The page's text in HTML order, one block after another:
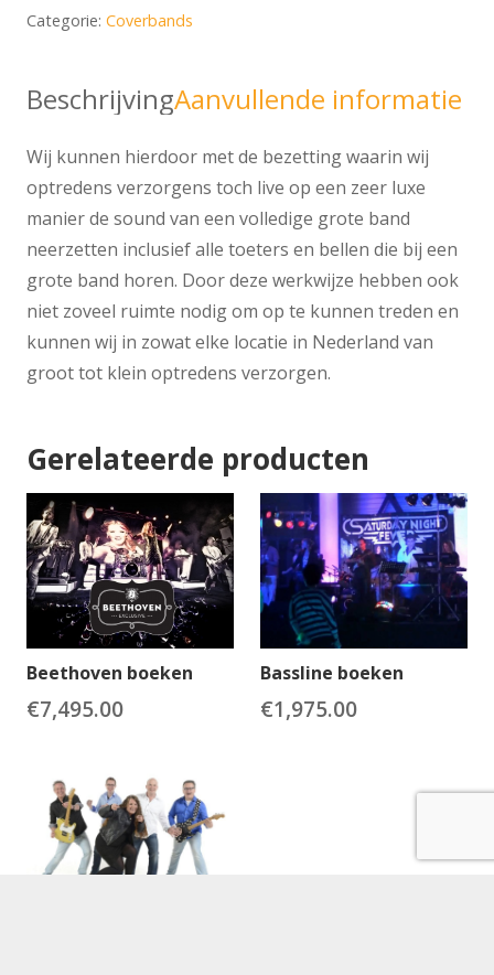
Categorie: Coverbands
BeschrijvingAanvullende informatie
Wij kunnen hierdoor met de bezetting waarin wij
optredens verzorgens toch live op een zeer luxe
manier de sound van een volledige grote band
neerzetten inclusief alle toeters en bellen die bij een
grote band horen. Door deze werkwijze hebben ook
niet zoveel ruimte nodig om op te kunnen treden en
kunnen wij in zowat elke locatie in Nederland van
groot tot klein optredens verzorgen.
Gerelateerde producten
Beethoven boeken
€7,495.00
Bassline boeken
€1,975.00